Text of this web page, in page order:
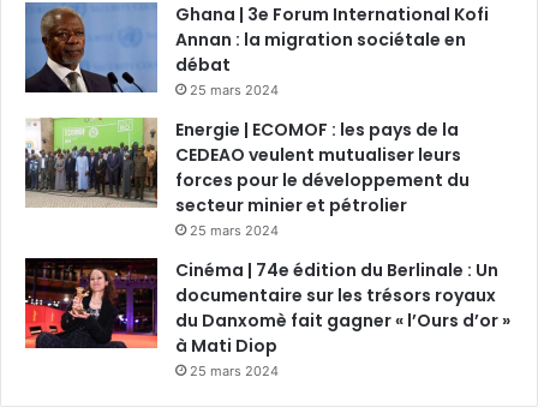
Ghana | 3e Forum International Kofi
Annan : la migration sociétale en
débat
25 mars 2024
Energie | ECOMOF : les pays de la
CEDEAO veulent mutualiser leurs
forces pour le développement du
secteur minier et pétrolier
25 mars 2024
Cinéma | 74e édition du Berlinale : Un
documentaire sur les trésors royaux
du Danxomè fait gagner « l’Ours d’or »
à Mati Diop
25 mars 2024